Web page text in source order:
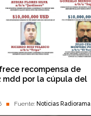
recompensa de
mdd por la cúpula del
Fuente: Noticias Radiorama